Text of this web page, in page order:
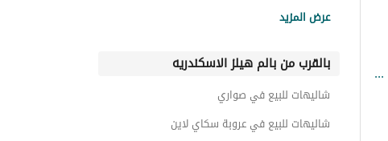
للبيع مفروش+أجهزة+عدادات خاصة|العجمي شاطئ النخيل ك 21 | استلم واسكن
عرض المزيد
بالقرب من بالم هيلز الاسكندريه
شاليهات للبيع في صواري
شاليهات للبيع في عروبة سكاي لاين